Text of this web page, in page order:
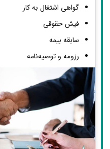
گواهی اشتغال به کار
فیش حقوقی
سابقه بیمه
رزومه و توصیه‌نامه